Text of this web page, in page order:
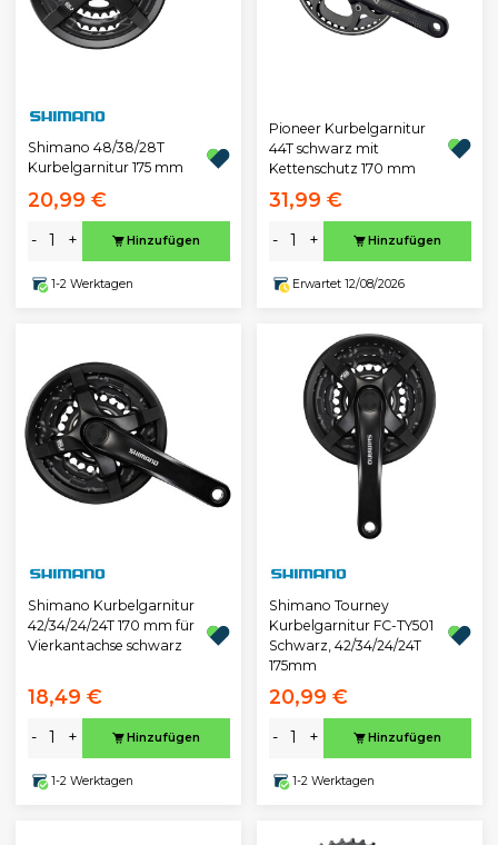
Shimano 48/38/28T
Kurbelgarnitur 175 mm
20,99 €
- + Hinzufügen
1-2 Werktagen
Pioneer Kurbelgarnitur
44T schwarz mit
Kettenschutz 170 mm
31,99 €
- + Hinzufügen
Erwartet 12/08/2026
Shimano Kurbelgarnitur
42/34/24/24T 170 mm für
Vierkantachse schwarz
18,49 €
- + Hinzufügen
1-2 Werktagen
Shimano Tourney
Kurbelgarnitur FC-TY501
Schwarz, 42/34/24/24T
175mm
20,99 €
- + Hinzufügen
1-2 Werktagen